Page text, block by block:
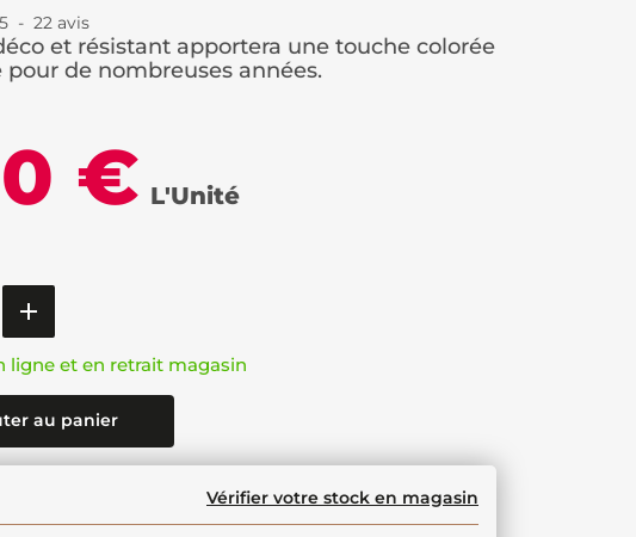
5 - 22 avis
et résistant apportera une touche colorée
pour de nombreuses années.
€ L'Unité
ligne et en retrait magasin
au panier
Vérifier votre stock en magasin